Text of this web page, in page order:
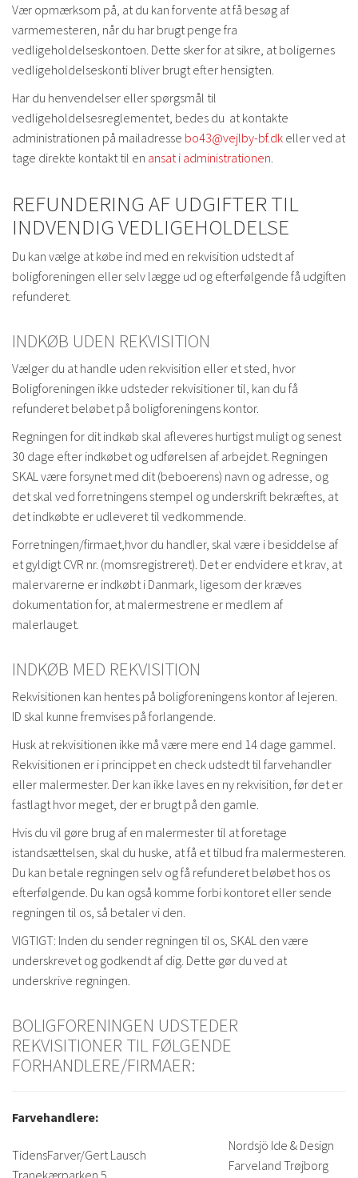
Vær opmærksom på, at du kan forvente at få besøg af
varmemesteren, når du har brugt penge fra
vedligeholdelseskontoen. Dette sker for at sikre, at boligernes
vedligeholdelseskonti bliver brugt efter hensigten.
Har du henvendelser eller spørgsmål til
vedligeholdelsesreglementet, bedes du at kontakte
administrationen på mailadresse bo43@vejlby-bf.dk eller ved at
tage direkte kontakt til en ansat i administrationen.
REFUNDERING AF UDGIFTER TIL
INDVENDIG VEDLIGEHOLDELSE
Du kan vælge at købe ind med en rekvisition udstedt af
boligforeningen eller selv lægge ud og efterfølgende få udgiften
refunderet.
INDKØB UDEN REKVISITION
Vælger du at handle uden rekvisition eller et sted, hvor
Boligforeningen ikke udsteder rekvisitioner til, kan du få
refunderet beløbet på boligforeningens kontor.
Regningen for dit indkøb skal afleveres hurtigst muligt og senest
30 dage efter indkøbet og udførelsen af arbejdet. Regningen
SKAL være forsynet med dit (beboerens) navn og adresse, og
det skal ved forretningens stempel og underskrift bekræftes, at
det indkøbte er udleveret til vedkommende.
Forretningen/firmaet,hvor du handler, skal være i besiddelse af
et gyldigt CVR nr. (momsregistreret). Det er endvidere et krav, at
malervarerne er indkøbt i Danmark, ligesom der kræves
dokumentation for, at malermestrene er medlem af
malerlauget.
INDKØB MED REKVISITION
Rekvisitionen kan hentes på boligforeningens kontor af lejeren.
ID skal kunne fremvises på forlangende.
Husk at rekvisitionen ikke må være mere end 14 dage gammel.
Rekvisitionen er i princippet en check udstedt til farvehandler
eller malermester. Der kan ikke laves en ny rekvisition, før det er
fastlagt hvor meget, der er brugt på den gamle.
Hvis du vil gøre brug af en malermester til at foretage
istandsættelsen, skal du huske, at få et tilbud fra malermesteren.
Du kan betale regningen selv og få refunderet beløbet hos os
efterfølgende. Du kan også komme forbi kontoret eller sende
regningen til os, så betaler vi den.
VIGTIGT: Inden du sender regningen til os, SKAL den være
underskrevet og godkendt af dig. Dette gør du ved at
underskrive regningen.
BOLIGFORENINGEN UDSTEDER
REKVISITIONER TIL FØLGENDE
FORHANDLERE/FIRMAER:
Farvehandlere:
TidensFarver/Gert Lausch
Tranekærparken 5
Nordsjö Ide & Design
Farveland Trøjborg